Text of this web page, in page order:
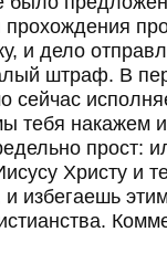
прохождения
и дело
штраф. В
сейчас
тебя накажем
прост:
Христу и
избегаешь